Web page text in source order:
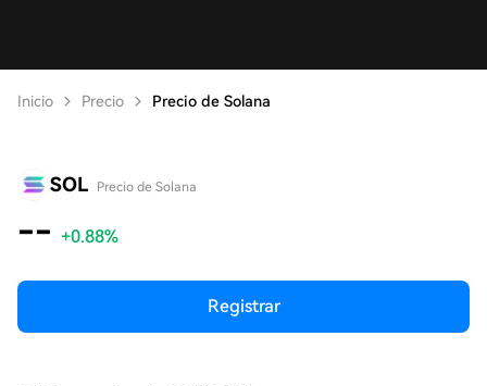
Inicio Precio Precio de Solana
SOL Precio de Solana
-- +0.88%
Registrar